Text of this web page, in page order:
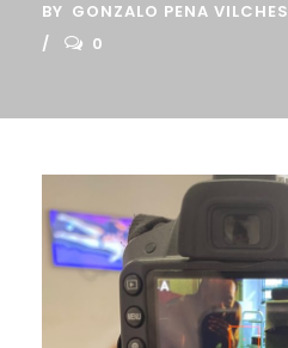
BY GONZALO PENA VILCHES
0